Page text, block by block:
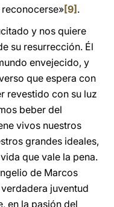
[9] .
y nos quiere
su resurrección. Él
envejecido, y
que espera con
revestido con su luz
beber del
vivos nuestros
grandes ideales,
que vale la pena.
de Marcos
juventud
en la pasión del